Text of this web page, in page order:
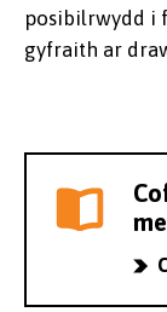
posibilrwydd i
gyfraith ar